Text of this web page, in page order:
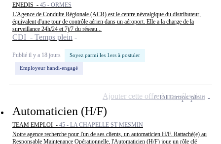
ENEDIS - 45 - ORMES
L'Agence de Conduite Régionale (ACR) est le centre névralgique du distributeur,
équivalent d'une tour de contrôle aérien dans un aéroport. Elle a la charge de la
surveillance 24h/24 et 7j/7 du réseau...
CDI - Temps plein
Publié il y a 18 jours Soyez parmi les 1ers à postuler
Employeur handi-engagé
Automaticien (H/F)
TEAM EMPLOI - 45 - LA CHAPELLE ST MESMIN
Notre agence recherche pour l'un de ses clients, un automaticien H/F. Rattaché(e) au
Responsable Maintenance Opérationnelle, l'Automaticien (H/F) joue un rôle clé
CDITemps plein
Ajouter cette offre à ma sélection